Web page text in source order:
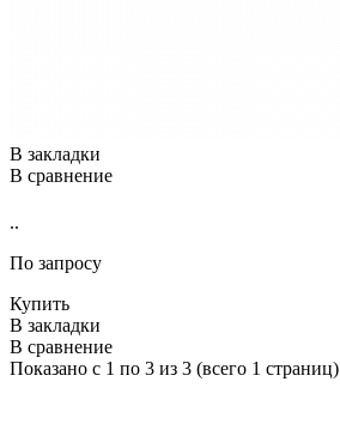
В закладки
В сравнение
..
По запросу
Купить
В закладки
В сравнение
Показано с 1 по 3 из 3 (всего 1 страниц)